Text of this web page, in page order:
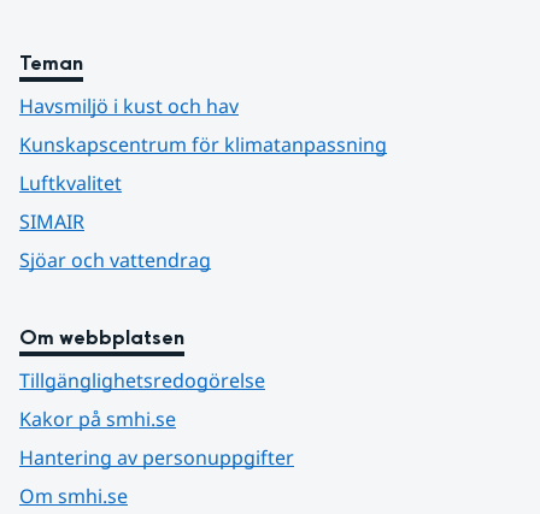
Teman
Havsmiljö i kust och hav
Kunskapscentrum för klimatanpassning
Luftkvalitet
SIMAIR
Sjöar och vattendrag
Om webbplatsen
Tillgänglighetsredogörelse
Kakor på smhi.se
Hantering av personuppgifter
Om smhi.se